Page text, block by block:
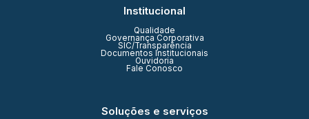
Institucional
Qualidade
Governança Corporativa
SIC/Transparência
Documentos Institucionais
Ouvidoria
Fale Conosco
Soluções e serviços